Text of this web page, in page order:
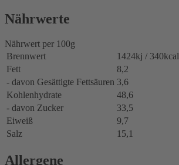
Nährwerte
Nährwert per 100g
Brennwert
1424kj / 340kcal
Fett
8,2
- davon Gesättigte Fettsäuren 3,6
Kohlenhydrate
48,6
- davon Zucker
33,5
Eiweiß
9,7
Salz
15,1
Allergene